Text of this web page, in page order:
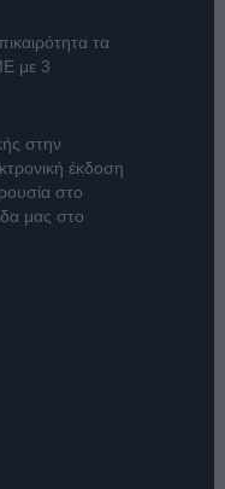
τα
με 3
στην
έκδοση
στο
μας στο